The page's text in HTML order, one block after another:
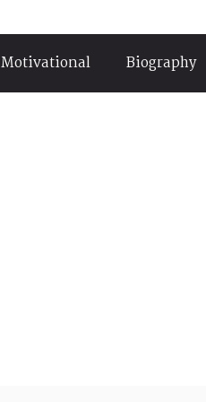
Motivational Biography